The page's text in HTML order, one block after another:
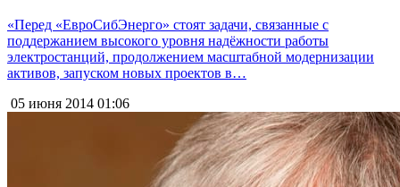
«Перед «ЕвроСибЭнерго» стоят задачи, связанные с
поддержанием высокого уровня надёжности работы
электростанций, продолжением масштабной модернизации
активов, запуском новых проектов в…
05 июня 2014 01:06